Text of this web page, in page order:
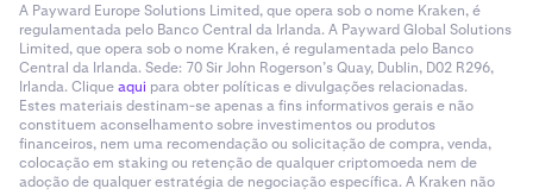
A Payward Europe Solutions Limited, que opera sob o nome Kraken, é
regulamentada pelo Banco Central da Irlanda. A Payward Global Solutions
Limited, que opera sob o nome Kraken, é regulamentada pelo Banco
Central da Irlanda. Sede: 70 Sir John Rogerson’s Quay, Dublin, D02 R296,
Irlanda. Cliqueaqui para obter políticas e divulgações relacionadas.
Estes materiais destinam-se apenas a fins informativos gerais e não
constituem aconselhamento sobre investimentos ou produtos
financeiros, nem uma recomendação ou solicitação de compra, venda,
colocação em staking ou retenção de qualquer criptomoeda nem de
adoção de qualquer estratégia de negociação específica. A Kraken não